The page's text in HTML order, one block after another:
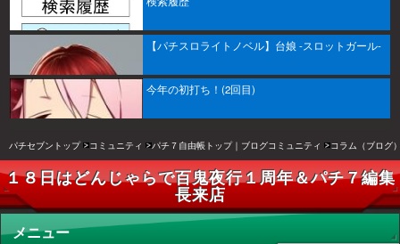
【パチスロライトノベル】台娘 -スロットガール-
今年の初打ち！(2回目)
パチセブントップ コミュニティ パチ７自由帳トップ｜ブログコミュニティ コラム（ブログ
１８日はどんじゃらで百鬼夜行１周年＆パチ７編集
長来店
メニュー